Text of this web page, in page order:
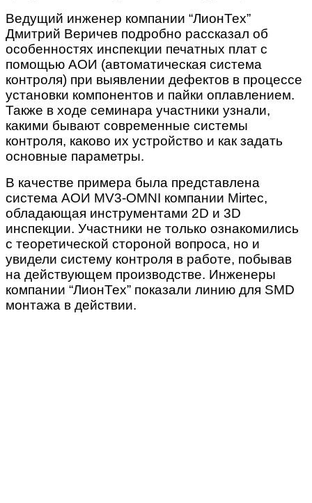
Ведущий инженер компании “ЛионТех”
Дмитрий Веричев подробно рассказал об
особенностях инспекции печатных плат с
помощью АОИ (автоматическая система
контроля) при выявлении дефектов в процессе
установки компонентов и пайки оплавлением.
Также в ходе семинара участники узнали,
какими бывают современные системы
контроля, каково их устройство и как задать
основные параметры.
В качестве примера была представлена
система АОИ MV3-OMNI компании Mirtec,
обладающая инструментами 2D и 3D
инспекции. Участники не только ознакомились
с теоретической стороной вопроса, но и
увидели систему контроля в работе, побывав
на действующем производстве. Инженеры
компании “ЛионТех” показали линию для SMD
монтажа в действии.